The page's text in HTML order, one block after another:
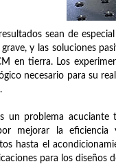
sean de
y las soluciones
en tierra. Los
necesario para su
un problema
mejorar la
hasta el
para los diseños